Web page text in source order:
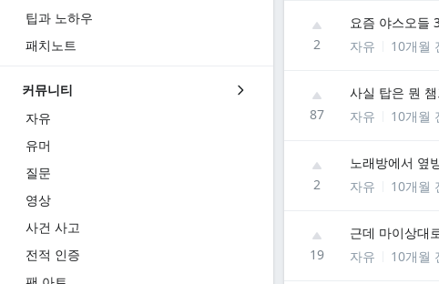
팁과 노하우
패치노트
커뮤니티
자유
유머
질문
영상
사건 사고
전적 인증
2
요즘 야스오들
자유
10개월
87
사실 탑은 뭔
자유
10개월
2
노래방에서 옆
자유
10개월
19
근데 마이상대
자유
10개월